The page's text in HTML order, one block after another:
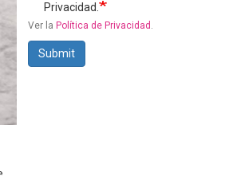
Privacidad.
Ver la Política de Privacidad .
Submit